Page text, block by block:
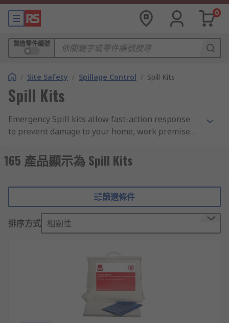
0
製造零件編號
/ Site Safety / Spillage Control / Spill Kits
Spill Kits
Emergency Spill kits allow fast-action response
to prevent damage to your home, work premises
a range of absorbent products such as spill pads,
pillows, socks, booms as well as waste bags and
application types, from simple spills to more
problematic leaks that may require the chemical
spill kit or even the oil spill kit. The portable spill
kits come supplied with essential protection
sizes. Covering small spills from 0.3 Litres up to
900 Litres absorbent capacity.We also sell some
maintenance spill kits that you may want to look
at as an alternative to a spill kit station.
165 產品顯示為 Spill Kits
篩選條件
排序方式 相關性